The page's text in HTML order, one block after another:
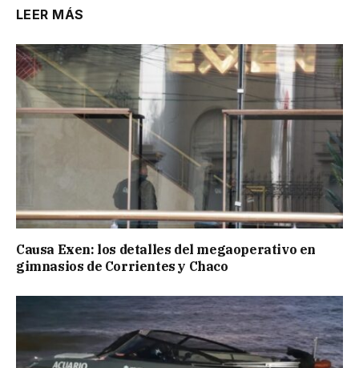
LEER MÁS
Causa Exen: los detalles del megaoperativo en
gimnasios de Corrientes y Chaco